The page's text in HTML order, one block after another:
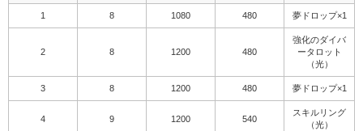
1 8 1080 480 夢ドロップ×1
2 8 1200 480
強化のダイバ
ータロット
（光）
3 8 1200 480 夢ドロップ×1
4 9 1200 540
スキルリング
（光）